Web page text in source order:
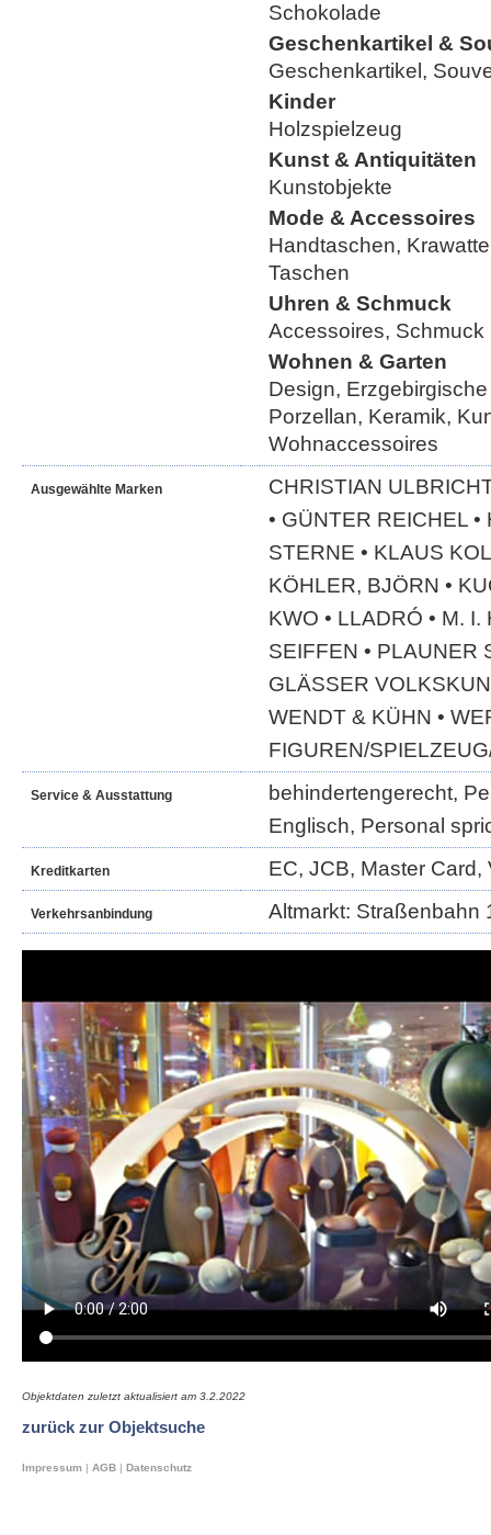
Schokolade
Geschenkartikel &
Geschenkartikel,
Kinder
Holzspielzeug
Kunst & Antiquitäten
Kunstobjekte
Mode & Accessoires
Handtaschen,
Taschen
Uhren & Schmuck
Accessoires, Schmuck
Wohnen & Garten
Design,
Porzellan, Keramik,
Wohnaccessoires
Ausgewählte Marken
CHRISTIAN
• GÜNTER REICHEL
STERNE • KLAUS
KÖHLER, BJÖRN •
KWO • LLADRÓ • M.
SEIFFEN • PLAUNER
GLÄSSER
WENDT & KÜHN •
FIGUREN/
Service & Ausstattung
behindertengerecht,
Englisch, Personal
Kreditkarten EC, JCB, Master Card,
Verkehrsanbindung Altmarkt: Straßenbahn
Objektdaten zuletzt aktualisiert am 3.2.2022
zurück zur Objektsuche
Impressum | AGB | Datenschutz